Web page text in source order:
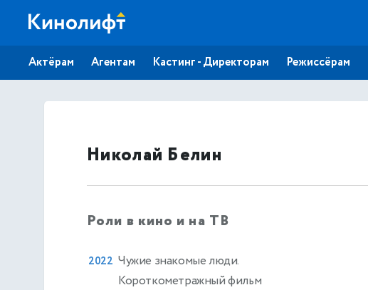
Актёрам Агентам Кастинг - Директорам Режиссёрам
Николай Белин
Роли в кино и на ТВ
2022 Чужие знакомые люди.
Короткометражный фильм